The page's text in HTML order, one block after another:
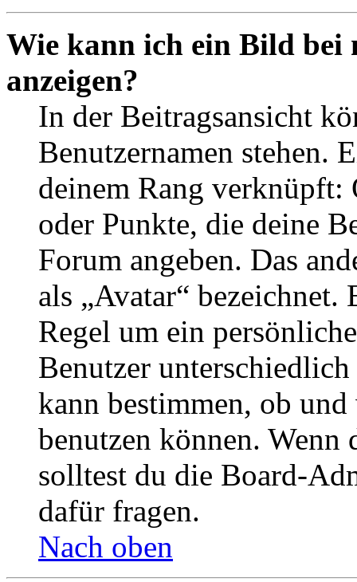
Wie kann ich ein Bild bei
anzeigen?
In der Beitragsansicht
Benutzernamen stehen.
deinem Rang verknüpft:
oder Punkte, die deine
Forum angeben. Das
als „Avatar“
Regel um ein
Benutzer
kann bestimmen, ob
benutzen können. Wenn
solltest du die Board-
dafür fragen.
Nach oben